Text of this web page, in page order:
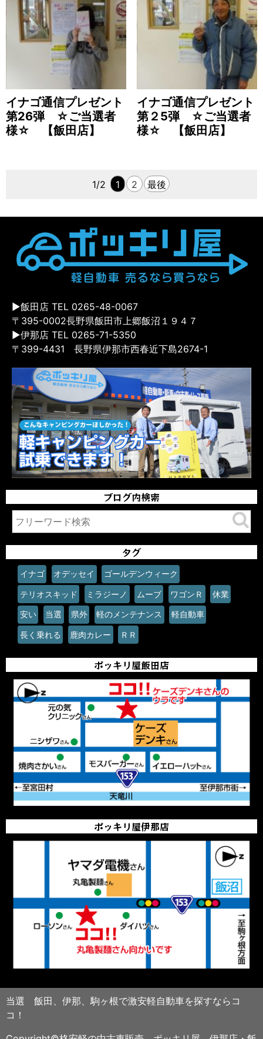
イナゴ通信プレゼント
第26弾 ☆ご当選者
様☆ 【飯田店】
イナゴ通信プレゼント
第２5弾 ☆ご当選者
様☆ 【飯田店】
1/2 1 2 最後
▶飯田店 TEL 0265-48-0067
〒395-0002長野県飯田市上郷飯沼１９４７
▶伊那店 TEL 0265-71-5350
〒399-4431 長野県伊那市西春近下島2674-1
ブログ内検索
タグ
イナゴ オデッセイ ゴールデンウィーク
テリオスキッド ミラジーノ ムーブ ワゴンＲ 休業
安い 当選 県外 軽のメンテナンス 軽自動車
長く乗れる 鹿肉カレー ＲＲ
ポッキリ屋飯田店
ポッキリ屋伊那店
当選 飯田、伊那、駒ヶ根で激安軽自動車を探すならコ
コ！